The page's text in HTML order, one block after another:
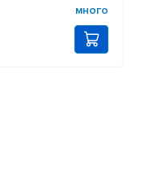
много